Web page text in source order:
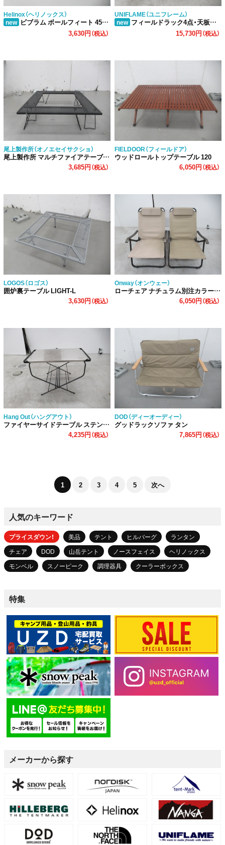
Helinox（ヘリノックス）
new ビブラム ボールフィート 45mm コヨーテ
3,630円（税込）
UNIFLAME（ユニフレーム）
new フィールドラック4点・天板セット
15,730円（税込）
尾上製作所（オノエセイサクショ）
尾上製作所 マルチファイアテーブル MT-8317 囲炉裏
3,685円（税込）
FIELDOOR（フィールドア）
ウッドロールトップテーブル 120
6,050円（税込）
LOGOS（ロゴス）
囲炉裏テーブル LIGHT-L
3,630円（税込）
Onway（オンウェー）
ローチェア ナチュラム別注カラー 2脚セット
6,050円（税込）
Hang Out（ハングアウト）
ファイヤーサイドテーブル ステンレストップ セット
4,235円（税込）
DOD（ディーオーディー）
グッドラックソファ タン
7,865円（税込）
1 2 3 4 5 次へ
人気のキーワード
プライスダウン！ 美品 テント ヒルバーグ
ランタン
チェア
DOD 山岳テント ノースフェイス
ヘリノックス
モンベル
スノーピーク 調理器具 クーラーボックス
特集
メーカーから探す